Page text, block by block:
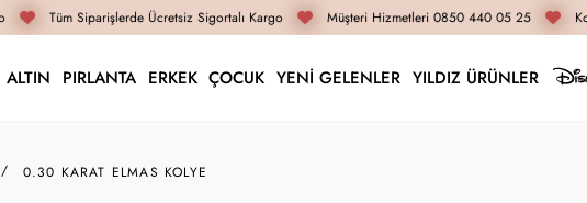
Tüm Siparişlerde Ücretsiz Sigortalı Kargo Müşteri Hizmetleri 0850 440 05 25
ALTIN PIRLANTA ERKEK ÇOCUK YENİ GELENLER YILDIZ ÜRÜNLER
0.30 KARAT ELMAS KOLYE